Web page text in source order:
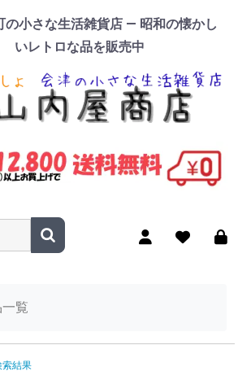
の小さな生活雑貨店 — 昭和の懐かし
いレトロな品を販売中
ドを入力
覧
検索結果
索結果